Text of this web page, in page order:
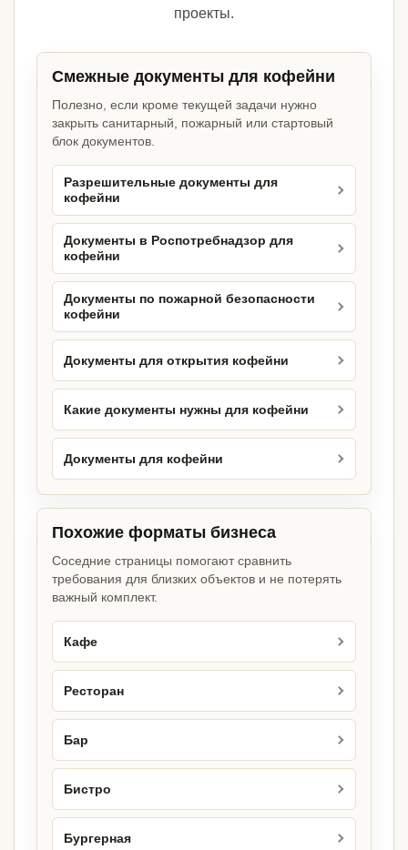
проекты.
Смежные документы для кофейни
Полезно, если кроме текущей задачи нужно
закрыть санитарный, пожарный или стартовый
блок документов.
Разрешительные документы для
кофейни
Документы в Роспотребнадзор для
кофейни
Документы по пожарной безопасности
кофейни
Документы для открытия кофейни
Какие документы нужны для кофейни
Документы для кофейни
Похожие форматы бизнеса
Соседние страницы помогают сравнить
требования для близких объектов и не потерять
важный комплект.
Кафе
Ресторан
Бар
Бистро
Бургерная